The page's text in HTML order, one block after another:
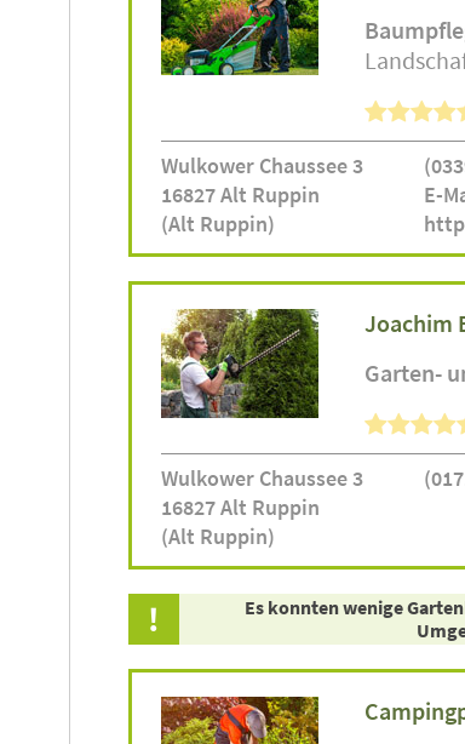
Wulkower Chaussee 3
16827 Alt Ruppin
(Alt Ruppin)
E-
Joachim
Garten-
Wulkower Chaussee 3
16827 Alt Ruppin
(Alt Ruppin)
Es konnten wenige